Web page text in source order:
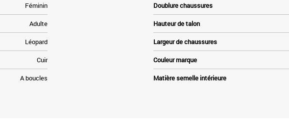
Féminin
Adulte
Léopard
Cuir
A boucles
Doublure chaussures
Hauteur de talon
Largeur de chaussures
Couleur marque
Matière semelle intérieure